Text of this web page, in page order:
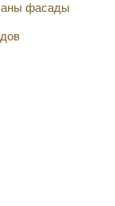
фасады